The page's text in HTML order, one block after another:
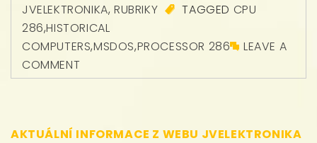
JVELEKTRONIKA,RUBRIKY TAGGED CPU
286,HISTORICAL
COMPUTERS,MSDOS,PROCESSOR 286
LEAVE A
COMMENT
AKTUÁLNÍ INFORMACE Z WEBU JVELEKTRONIKA